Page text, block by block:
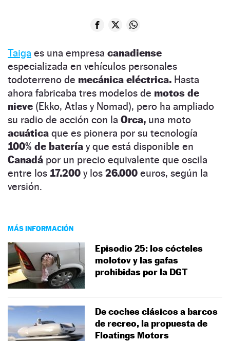
Taiga es una empresa canadiense
especializada en vehículos personales
todoterreno de mecánica eléctrica. Hasta
ahora fabricaba tres modelos de motos de
nieve (Ekko, Atlas y Nomad), pero ha ampliado
su radio de acción con la Orca, una moto
acuática que es pionera por su tecnología
100% de batería y que está disponible en
Canadá por un precio equivalente que oscila
entre los 17.200 y los 26.000 euros, según la
versión.
MÁS INFORMACIÓN
Episodio 25: los cócteles
molotov y las gafas
prohibidas por la DGT
De coches clásicos a barcos
de recreo, la propuesta de
Floatings Motors